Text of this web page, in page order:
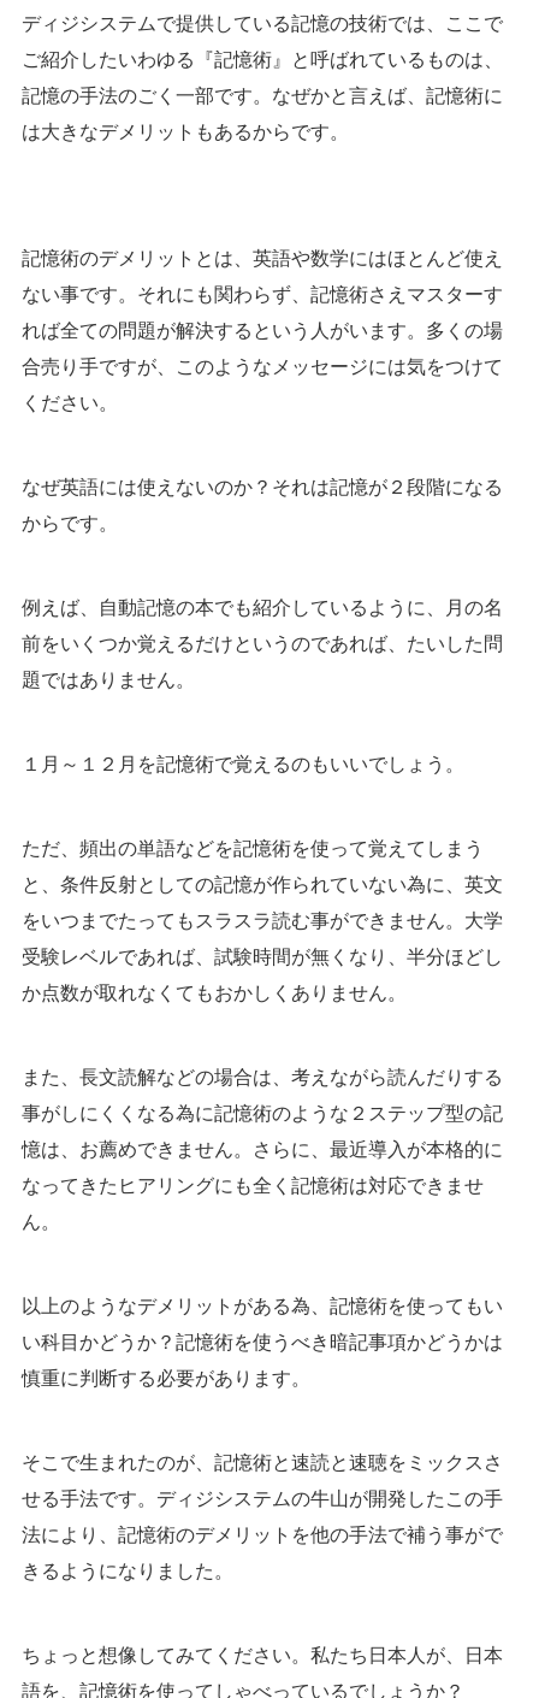
ディジシステムで提供している記憶の技術では、ここで
ご紹介したいわゆる『記憶術』と呼ばれているものは、
記憶の手法のごく一部です。なぜかと言えば、記憶術に
は大きなデメリットもあるからです。
記憶術のデメリットとは、英語や数学にはほとんど使え
ない事です。それにも関わらず、記憶術さえマスターす
れば全ての問題が解決するという人がいます。多くの場
合売り手ですが、このようなメッセージには気をつけて
ください。
なぜ英語には使えないのか？それは記憶が２段階になる
からです。
例えば、自動記憶の本でも紹介しているように、月の名
前をいくつか覚えるだけというのであれば、たいした問
題ではありません。
１月～１２月を記憶術で覚えるのもいいでしょう。
ただ、頻出の単語などを記憶術を使って覚えてしまう
と、条件反射としての記憶が作られていない為に、英文
をいつまでたってもスラスラ読む事ができません。大学
受験レベルであれば、試験時間が無くなり、半分ほどし
か点数が取れなくてもおかしくありません。
また、長文読解などの場合は、考えながら読んだりする
事がしにくくなる為に記憶術のような２ステップ型の記
憶は、お薦めできません。さらに、最近導入が本格的に
なってきたヒアリングにも全く記憶術は対応できませ
ん。
以上のようなデメリットがある為、記憶術を使ってもい
い科目かどうか？記憶術を使うべき暗記事項かどうかは
慎重に判断する必要があります。
そこで生まれたのが、記憶術と速読と速聴をミックスさ
せる手法です。ディジシステムの牛山が開発したこの手
法により、記憶術のデメリットを他の手法で補う事がで
きるようになりました。
ちょっと想像してみてください。私たち日本人が、日本
語を、記憶術を使ってしゃべっているでしょうか？